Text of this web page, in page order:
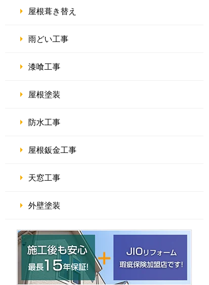
屋根葺き替え
雨どい工事
漆喰工事
屋根塗装
防水工事
屋根鈑金工事
天窓工事
外壁塗装